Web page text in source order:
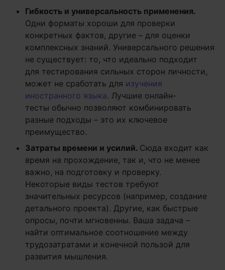
Гибкость и универсальность применения.
Одни форматы хороши для проверки
конкретных фактов, другие – для оценки
комплексных знаний. Универсального решения
не существует: то, что идеально подходит
для тестирования сильных сторон личности,
может не сработать для изучения
иностранного языка. Лучшие онлайн-
тесты обычно позволяют комбинировать
разные подходы – это их ключевое
преимущество.
Затраты времени и усилий. Сюда входит как
время на прохождение, так и, что не менее
важно, на подготовку и проверку.
Некоторые виды тестов требуют
значительных ресурсов (например, создание
детального проекта). Другие, как быстрые
опросы, почти мгновенны. Ваша задача –
найти оптимальное соотношение между
трудозатратами и конечной пользой для
развития мышления.